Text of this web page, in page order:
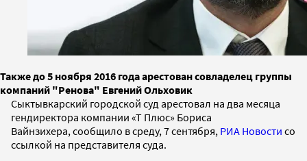
Также до 5 ноября 2016 года арестован совладелец группы
компаний "Ренова" Евгений Ольховик
Сыктывкарский городской суд арестовал на два месяца
гендиректора компании «Т Плюс» Бориса
Вайнзихера, сообщило в среду, 7 сентября, РИА Новости со
ссылкой на представителя суда.